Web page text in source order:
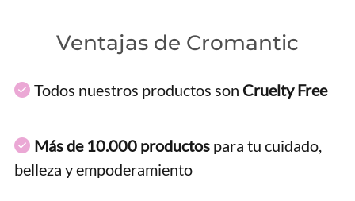
Ventajas de Cromantic
Todos nuestros productos son Cruelty Free
Más de 10.000 productos para tu cuidado,
belleza y empoderamiento